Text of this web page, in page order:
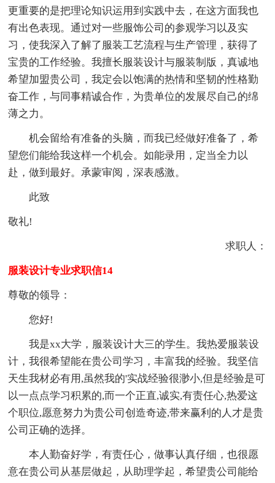
更重要的是把理论知识运用到实践中去，在这方面我也
有出色表现。通过对一些服饰公司的参观学习以及实
习，使我深入了解了服装工艺流程与生产管理，获得了
宝贵的工作经验。我擅长服装设计与服装制版，真诚地
希望加盟贵公司，我定会以饱满的热情和坚韧的性格勤
奋工作，与同事精诚合作，为贵单位的发展尽自己的绵
薄之力。
机会留给有准备的头脑，而我已经做好准备了，希
望您们能给我这样一个机会。如能录用，定当全力以
赴，做到最好。承蒙审阅，深表感激。
此致
敬礼!
求职人：
服装设计专业求职信14
尊敬的领导：
您好!
我是xx大学，服装设计大三的学生。我热爱服装设
计，我很希望能在贵公司学习，丰富我的经验。我坚信
天生我材必有用,虽然我的'实战经验很渺小,但是经验是可
以一点点学习积累的,而一个正直,诚实,有责任心,热爱这
个职位,愿意努力为贵公司创造奇迹,带来赢利的人才是贵
公司正确的选择。
本人勤奋好学，有责任心，做事认真仔细，也很愿
意在贵公司从基层做起，从助理学起，希望贵公司能给